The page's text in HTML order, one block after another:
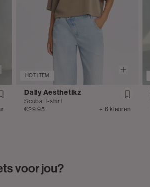
HOT ITEM
Daily Aesthetikz
Scuba T-shirt
€29.95
+ 6 kleuren
voor jou?